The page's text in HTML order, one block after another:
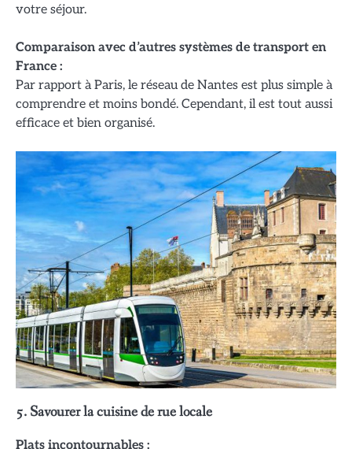
votre séjour.
Comparaison avec d’autres systèmes de transport en
France :
Par rapport à Paris, le réseau de Nantes est plus simple à
comprendre et moins bondé. Cependant, il est tout aussi
efficace et bien organisé.
5. Savourer la cuisine de rue locale
Plats incontournables :